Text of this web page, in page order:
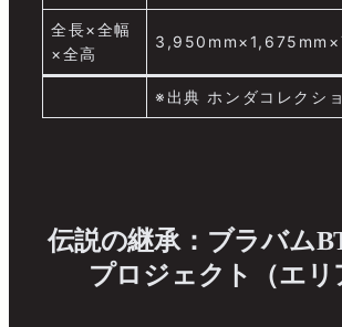
全長×全幅
×全高
※出典 ホンダコレクシ
伝説の継承：ブラバム
プロジェクト（エリ